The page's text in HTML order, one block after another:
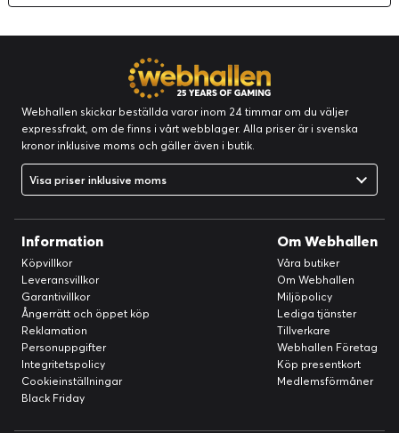
Webhallen skickar beställda varor inom 24 timmar om du väljer
expressfrakt, om de finns i vårt webblager. Alla priser är i svenska
kronor inklusive moms och gäller även i butik.
Visa priser inklusive moms
Information
Köpvillkor
Leveransvillkor
Garantivillkor
Ångerrätt och öppet köp
Reklamation
Personuppgifter
Integritetspolicy
Cookieinställningar
Black Friday
Om Webhallen
Våra butiker
Om Webhallen
Miljöpolicy
Lediga tjänster
Tillverkare
Webhallen Företag
Köp presentkort
Medlemsförmåner